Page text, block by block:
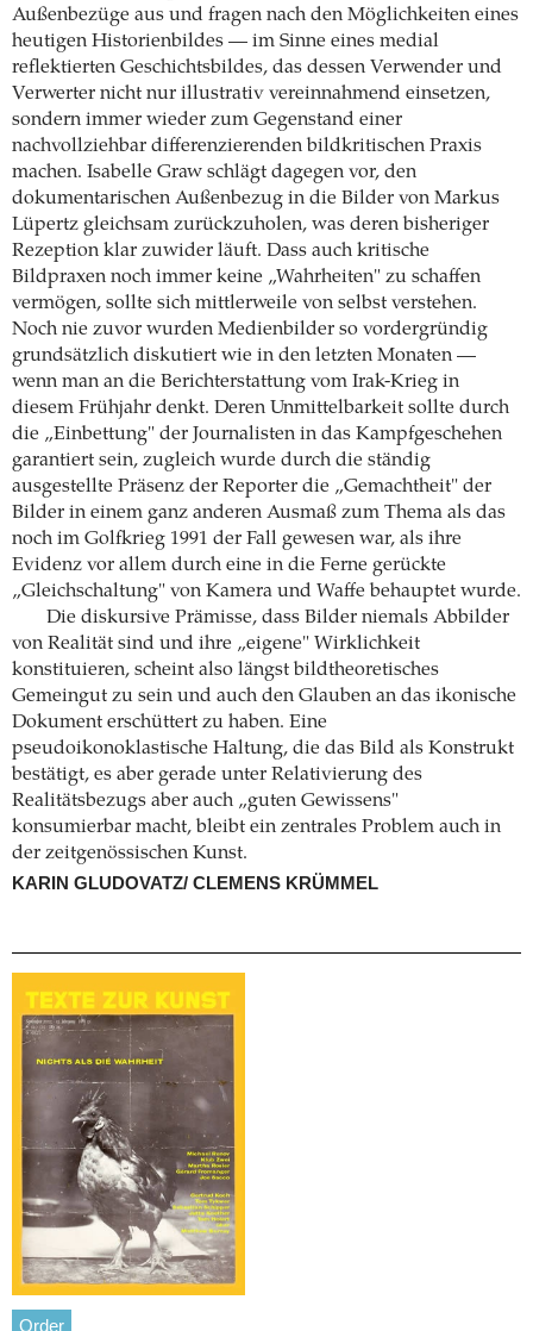
Außenbezüge aus und fragen nach den Möglichkeiten eines
heutigen Historienbildes — im Sinne eines medial
reflektierten Geschichtsbildes, das dessen Verwender und
Verwerter nicht nur illustrativ vereinnahmend einsetzen,
sondern immer wieder zum Gegenstand einer
nachvollziehbar differenzierenden bildkritischen Praxis
machen. Isabelle Graw schlägt dagegen vor, den
dokumentarischen Außenbezug in die Bilder von Markus
Lüpertz gleichsam zurückzuholen, was deren bisheriger
Rezeption klar zuwider läuft. Dass auch kritische
Bildpraxen noch immer keine „Wahrheiten" zu schaffen
vermögen, sollte sich mittlerweile von selbst verstehen.
Noch nie zuvor wurden Medienbilder so vordergründig
grundsätzlich diskutiert wie in den letzten Monaten —
wenn man an die Berichterstattung vom Irak-Krieg in
diesem Frühjahr denkt. Deren Unmittelbarkeit sollte durch
die „Einbettung" der Journalisten in das Kampfgeschehen
garantiert sein, zugleich wurde durch die ständig
ausgestellte Präsenz der Reporter die „Gemachtheit" der
Bilder in einem ganz anderen Ausmaß zum Thema als das
noch im Golfkrieg 1991 der Fall gewesen war, als ihre
Evidenz vor allem durch eine in die Ferne gerückte
„Gleichschaltung" von Kamera und Waffe behauptet wurde.
Die diskursive Prämisse, dass Bilder niemals Abbilder
von Realität sind und ihre „eigene" Wirklichkeit
konstituieren, scheint also längst bildtheoretisches
Gemeingut zu sein und auch den Glauben an das ikonische
Dokument erschüttert zu haben. Eine
pseudoikonoklastische Haltung, die das Bild als Konstrukt
bestätigt, es aber gerade unter Relativierung des
Realitätsbezugs aber auch „guten Gewissens"
konsumierbar macht, bleibt ein zentrales Problem auch in
der zeitgenössischen Kunst.
KARIN GLUDOVATZ/ CLEMENS KRÜMMEL
Order